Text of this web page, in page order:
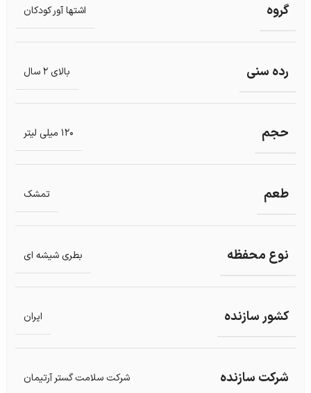
گروه اشتها آور کودکان
رده سنی بالای 2 سال
حجم 120 میلی لیتر
طعم تمشک
نوع محفظه بطری شیشه ای
کشور سازنده ایران
شرکت سازنده شرکت سلامت گستر آرتیمان